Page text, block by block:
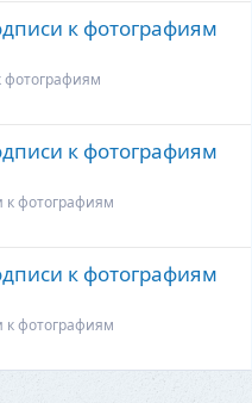
к фотографиям
к фотографиям
фотографиям
к фотографиям
фотографиям